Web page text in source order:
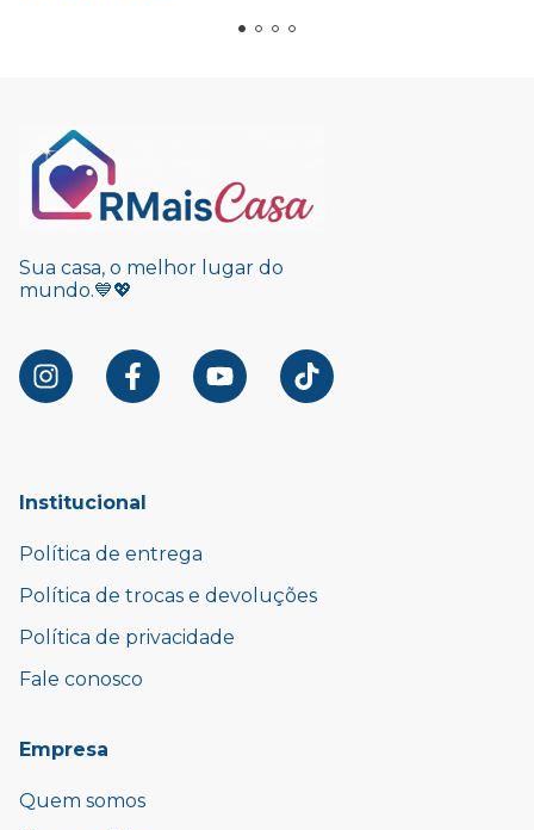
Sua casa, o melhor lugar do
mundo.💙💖
Institucional
Política de entrega
Política de trocas e devoluções
Política de privacidade
Fale conosco
Empresa
Quem somos